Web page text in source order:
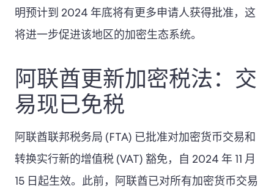
明预计到 2024 年底将有更多申请人获得批准，这
将进一步促进该地区的加密生态系统。
阿联酋更新加密税法：交
易现已免税
阿联酋联邦税务局 (FTA) 已批准对加密货币交易和
转换实行新的增值税 (VAT) 豁免，自 2024 年 11 月
15 日起生效。此前，阿联酋已对所有加密货币交易